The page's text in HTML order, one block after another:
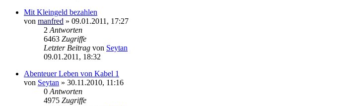
Mit Kleingeld bezahlen
von manfred » 09.01.2011, 17:27
2 Antworten
6463 Zugriffe
Letzter Beitrag von Seytan
09.01.2011, 18:32
Abenteuer Leben von Kabel 1
von Seytan » 30.11.2010, 11:16
0 Antworten
4975 Zugriffe